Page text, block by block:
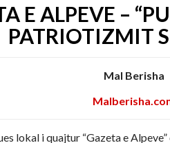
E ALPEVE –
PATRIOTIZMIT
Mal Berisha
lokal i quajtur “Gazeta e